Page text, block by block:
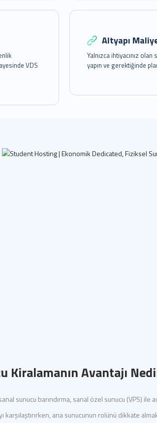
VDS
Altyapı
Yalnızca ihtiyacınız
yapın ve gerektiğinde
Kiralamanın Avantajı
sunucu barındırma, sanal özel sunucu (VPS) ile
karşılaştırırken, ana sunucunun rolünü dikkate